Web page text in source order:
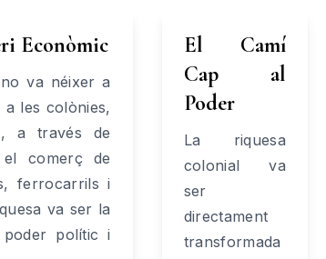
Econòmic
va néixer a
les colònies,
a través de
comerç de
ferrocarrils i
va ser la
poder polític i
El Camí
Cap al
Poder
La riquesa
colonial va
ser
directament
transformada